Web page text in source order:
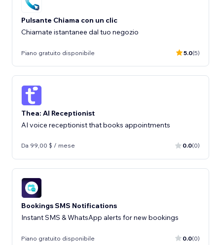
Pulsante Chiama con un clic
Chiamate istantanee dal tuo negozio
Piano gratuito disponibile 5.0(5)
Thea: AI Receptionist
AI voice receptionist that books appointments
Da 99,00 $ / mese 0.0(0)
Bookings SMS Notifications
Instant SMS & WhatsApp alerts for new bookings
Piano gratuito disponibile 0.0(0)